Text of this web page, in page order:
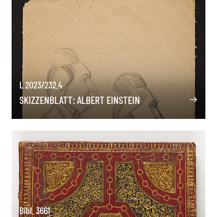
L 2023/232.4
SKIZZENBLATT: ALBERT EINSTEIN
Bibl. 3661